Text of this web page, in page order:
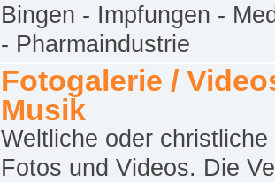
Bingen - Impfungen -
- Pharmaindustrie
Fotogalerie /
Musik
Weltliche oder christliche
Fotos und Videos. Die